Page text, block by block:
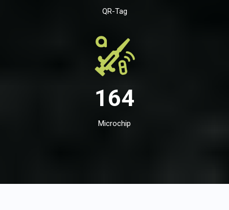
QR-Tag
164
Microchip